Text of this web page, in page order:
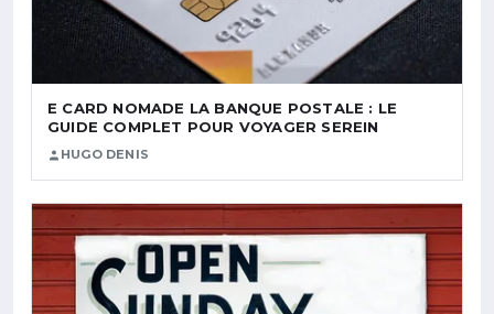
E CARD NOMADE LA BANQUE POSTALE : LE
GUIDE COMPLET POUR VOYAGER SEREIN
HUGO DENIS